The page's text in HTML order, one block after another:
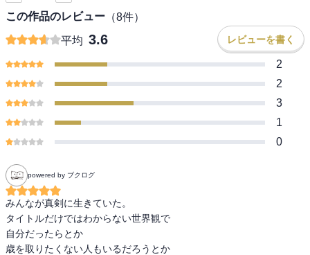
この作品のレビュー （8件）
平均 3.6 レビューを書く
2
2
3
1
0
powered by ブクログ
みんなが真剣に生きていた。
タイトルだけではわからない世界観で
自分だったらとか
歳を取りたくない人もいるだろうとか